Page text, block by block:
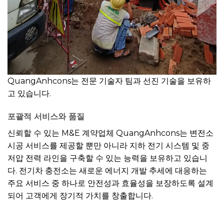
QuangAnhcons는 전문 기술자 팀과 선진 기술을 보유하
고 있습니다.
포괄적 서비스와 품질
신뢰할 수 있는 M&E 계약업체 QuangAnhcons는 변전소
시공 서비스를 제공할 뿐만 아니라 지하 전기 시스템 및 중
저압 전력 라인을 구축할 수 있는 능력을 보유하고 있습니
다. 전기차 충전소는 새로운 에너지 개발 추세에 대응하는
주요 서비스 중 하나로 안전성과 효율성을 보장하도록 설계
되어 고객에게 장기적 가치를 창출합니다.